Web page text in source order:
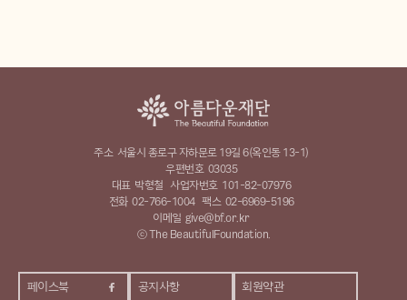
페이스북 공지사항 회원약관
주소 서울시 종로구 자하문로 19길 6(옥인동 13-1)
우편번호 03035
대표 박형철 사업자번호 101-82-07976
전화 02-766-1004 팩스 02-6969-5196
이메일 give@bf.or.kr
ⓒ The BeautifulFoundation.